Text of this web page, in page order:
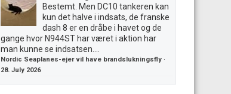
Bestemt. Men DC10 tankeren kan
kun det halve i indsats, de franske
dash 8 er en dråbe i havet og de
gange hvor N944ST har været i aktion har
man kunne se indsatsen....
Nordic Seaplanes-ejer vil have brandslukningsfly ·
28. July 2026